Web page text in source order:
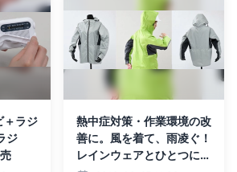
＋ラジ
ジ
熱中症対策・作業環境の改
善に。風を着て、雨凌ぐ！
レインウェアとひとつにな